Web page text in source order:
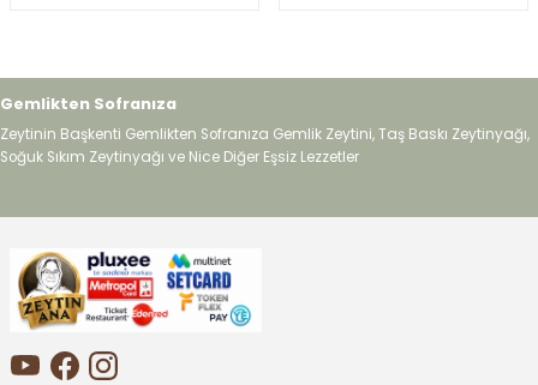
Gemlikten Sofranıza
Zeytinin Başkenti Gemlikten Sofranıza Gemlik Zeytini, Taş Baskı Zeytinyağı,
Soğuk Sıkım Zeytinyağı ve Nice Diğer Eşsiz Lezzetler